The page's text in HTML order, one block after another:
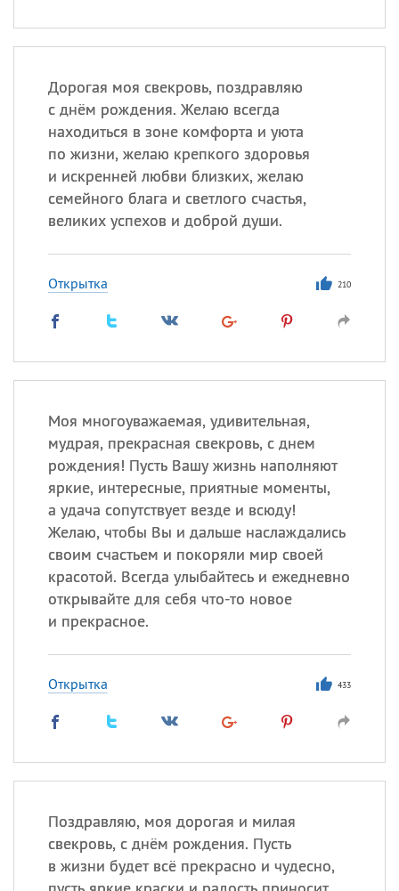
Дорогая моя свекровь, поздравляю
с днём рождения. Желаю всегда
находиться в зоне комфорта и уюта
по жизни, желаю крепкого здоровья
и искренней любви близких, желаю
семейного блага и светлого счастья,
великих успехов и доброй души.
Открытка 210
Моя многоуважаемая, удивительная,
мудрая, прекрасная свекровь, с днем
рождения! Пусть Вашу жизнь наполняют
яркие, интересные, приятные моменты,
а удача сопутствует везде и всюду!
Желаю, чтобы Вы и дальше наслаждались
своим счастьем и покоряли мир своей
красотой. Всегда улыбайтесь и ежедневно
открывайте для себя что-то новое
и прекрасное.
Открытка 433
Поздравляю, моя дорогая и милая
свекровь, с днём рождения. Пусть
в жизни будет всё прекрасно и чудесно,